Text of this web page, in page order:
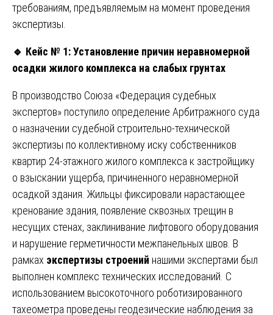
требованиям, предъявляемым на момент проведения
экспертизы.
🔹 Кейс № 1: Установление причин неравномерной
осадки жилого комплекса на слабых грунтах
В производство Союза «Федерация судебных
экспертов» поступило определение Арбитражного суда
о назначении судебной строительно-технической
экспертизы по коллективному иску собственников
квартир 24-этажного жилого комплекса к застройщику
о взыскании ущерба, причиненного неравномерной
осадкой здания. Жильцы фиксировали нарастающее
кренование здания, появление сквозных трещин в
несущих стенах, заклинивание лифтового оборудования
и нарушение герметичности межпанельных швов. В
рамках экспертизы строений нашими экспертами был
выполнен комплекс технических исследований. С
использованием высокоточного роботизированного
тахеометра проведены геодезические наблюдения за